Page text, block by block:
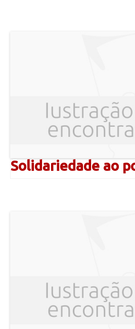
Solidariedade ao